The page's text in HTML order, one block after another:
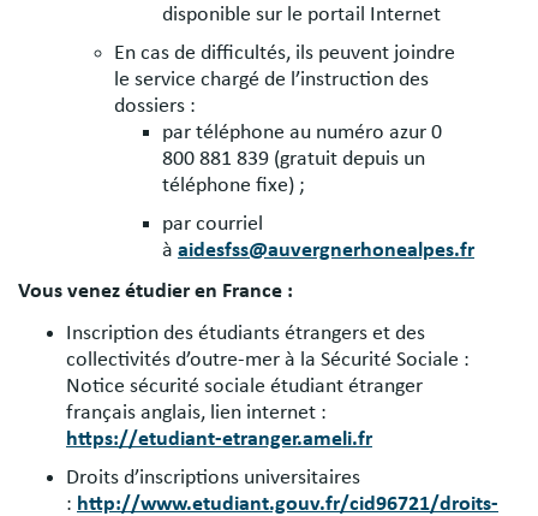
disponible sur le portail Internet
En cas de difficultés, ils peuvent joindre
le service chargé de l’instruction des
dossiers :
par téléphone au numéro azur 0
800 881 839 (gratuit depuis un
téléphone fixe) ;
par courriel
à aidesfss@auvergnerhonealpes.fr
Vous venez étudier en France :
Inscription des étudiants étrangers et des
collectivités d’outre-mer à la Sécurité Sociale :
Notice sécurité sociale étudiant étranger
français anglais, lien internet :
https://etudiant-etranger.ameli.fr
Droits d’inscriptions universitaires
: http://www.etudiant.gouv.fr/cid96721/droits-